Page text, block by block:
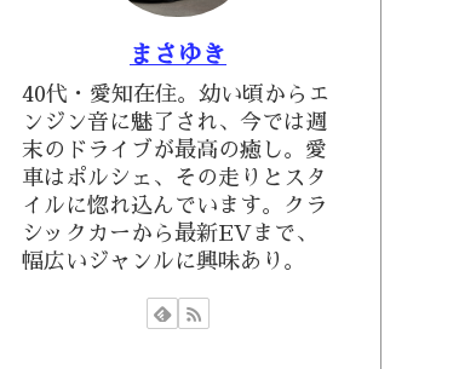
まさゆき
40代・愛知在住。幼い頃からエ
ンジン音に魅了され、今では週
末のドライブが最高の癒し。愛
車はポルシェ、その走りとスタ
イルに惚れ込んでいます。クラ
シックカーから最新EVまで、
幅広いジャンルに興味あり。